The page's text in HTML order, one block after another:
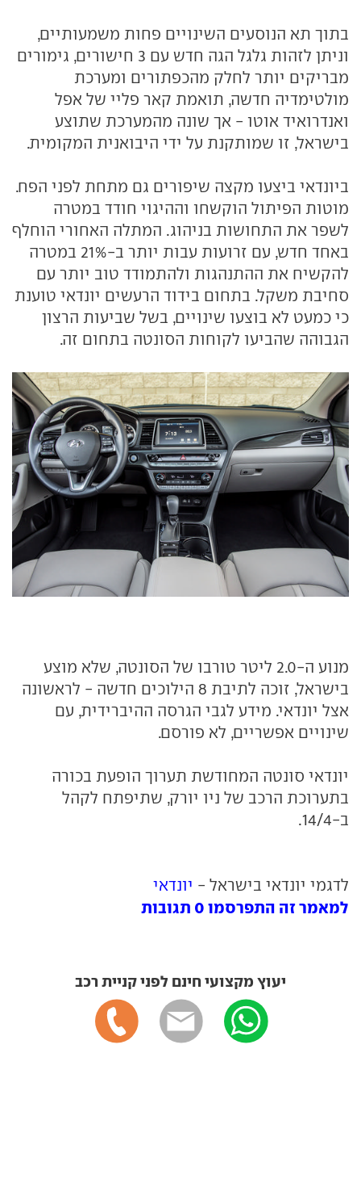
בתוך תא הנוסעים השינויים פחות משמעותיים,
וניתן לזהות גלגל הגה חדש עם 3 חישורים, גימורים
מבריקים יותר לחלק מהכפתורים ומערכת
מולטימדיה חדשה, תואמת קאר פליי של אפל
ואנדרואיד אוטו - אך שונה מהמערכת שתוצע
בישראל, זו שמותקנת על ידי היבואנית המקומית.
ביונדאי ביצעו מקצה שיפורים גם מתחת לפני הפח.
מוטות הפיתול הוקשחו וההיגוי חודד במטרה
לשפר את התחושות בניהוג. המתלה האחורי הוחלף
באחד חדש, עם זרועות עבות יותר ב-21% במטרה
להקשיח את ההתנהגות ולהתמודד טוב יותר עם
סחיבת משקל. בתחום בידוד הרעשים יונדאי טוענת
כי כמעט לא בוצעו שינויים, בשל שביעות הרצון
הגבוהה שהביעו לקוחות הסונטה בתחום זה.
מנוע ה-2.0 ליטר טורבו של הסונטה, שלא מוצע
בישראל, זוכה לתיבת 8 הילוכים חדשה - לראשונה
אצל יונדאי. מידע לגבי הגרסה ההיברידית, עם
שינויים אפשריים, לא פורסם.
יונדאי סונטה המחודשת תערוך הופעת בכורה
בתערוכת הרכב של ניו יורק, שתיפתח לקהל
ב-14/4.
לדגמי יונדאי בישראל - יונדאי
למאמר זה התפרסמו 0 תגובות
יעוץ מקצועי חינם לפני קניית רכב